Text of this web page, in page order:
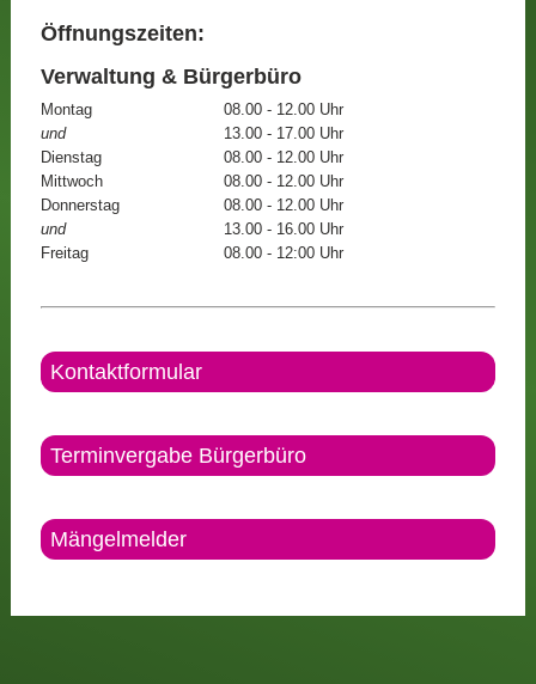
Öffnungszeiten:
Verwaltung & Bürgerbüro
Montag
08.00 - 12.00 Uhr
und
13.00 - 17.00 Uhr
Dienstag
08.00 - 12.00 Uhr
Mittwoch
08.00 - 12.00 Uhr
Donnerstag
08.00 - 12.00 Uhr
und
13.00 - 16.00 Uhr
Freitag
08.00 - 12:00 Uhr
Kontaktformular
Terminvergabe Bürgerbüro
Mängelmelder